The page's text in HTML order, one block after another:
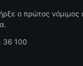
ο πρώτος νόμιμος
36 100